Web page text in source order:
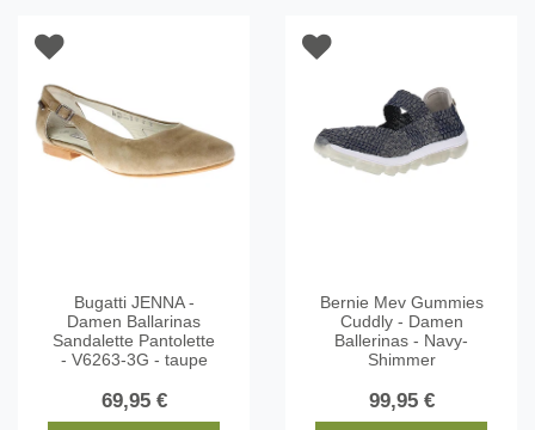
Bugatti JENNA -
Damen Ballarinas
Sandalette Pantolette
- V6263-3G - taupe
69,95 €
Bernie Mev Gummies
Cuddly - Damen
Ballerinas - Navy-
Shimmer
99,95 €